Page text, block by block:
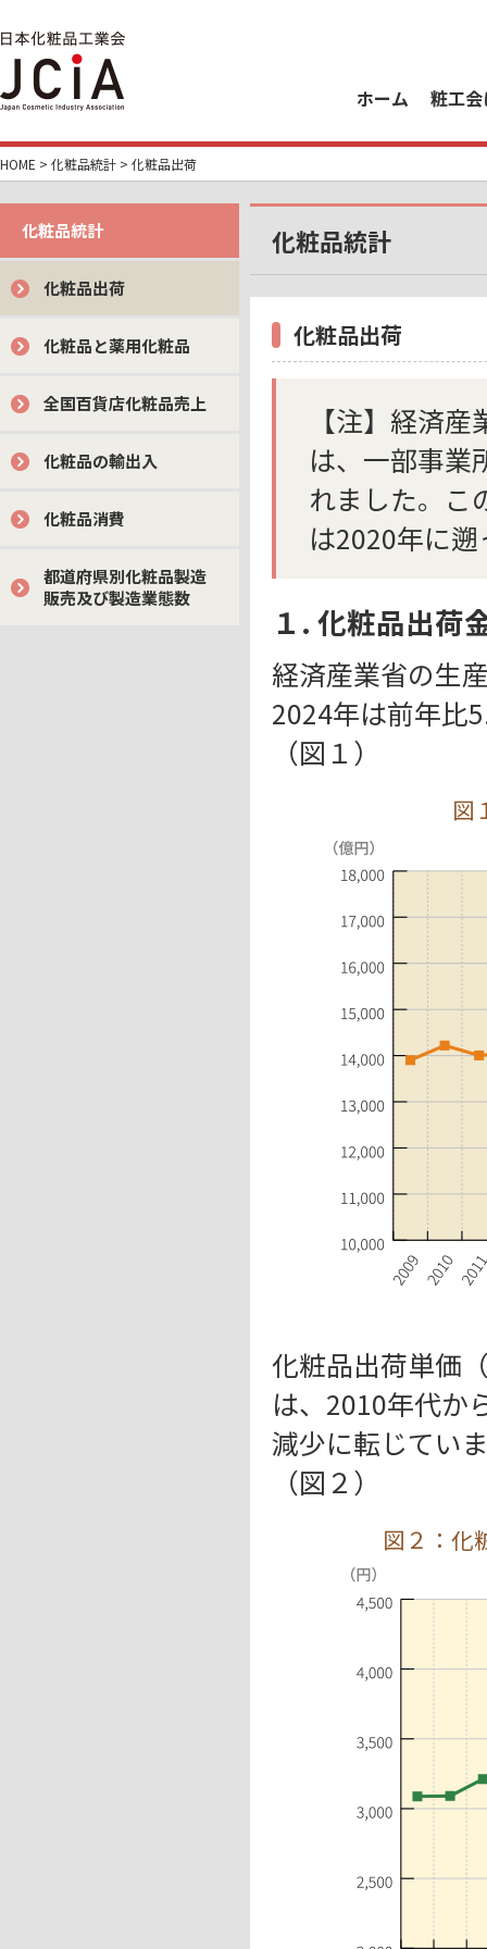
ホーム 粧工
HOME > 化粧品統計 > 化粧品出荷
化粧品統計
化粧品出荷
化粧品と薬用化粧品
全国百貨店化粧品売上
化粧品の輸出入
化粧品消費
都道府県別化粧品製造
販売及び製造業態数
化粧品統計
化粧品出荷
【注】経済
は、一部事業
れました。こ
は2020年に
１. 化粧品出荷
経済産業省の生
2024年は前年比
（図１）
図
化粧品出荷単価
は、2010年代か
減少に転じてい
（図２）
図２：化